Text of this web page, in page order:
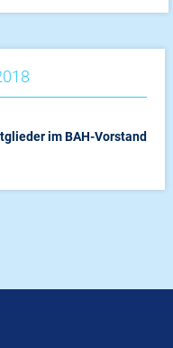
im BAH-Vorstand